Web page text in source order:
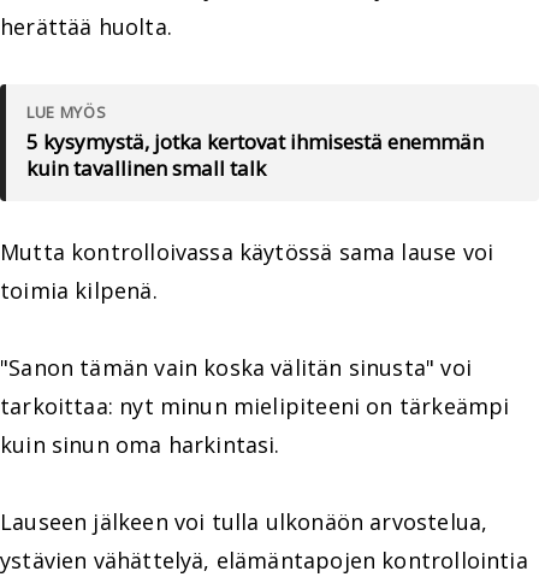
herättää huolta.
LUE MYÖS
5 kysymystä, jotka kertovat ihmisestä enemmän
kuin tavallinen small talk
Mutta kontrolloivassa käytössä sama lause voi
toimia kilpenä.
"Sanon tämän vain koska välitän sinusta" voi
tarkoittaa: nyt minun mielipiteeni on tärkeämpi
kuin sinun oma harkintasi.
Lauseen jälkeen voi tulla ulkonäön arvostelua,
ystävien vähättelyä, elämäntapojen kontrollointia